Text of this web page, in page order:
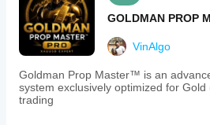
GOLDMAN PROP
VinAlgo
Goldman Prop Master™ is an
system exclusively optimized for Gold
trading